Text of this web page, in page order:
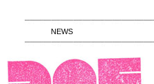
NEWS